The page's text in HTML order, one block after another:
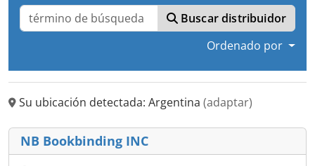
Buscar distribuidor
Ordenado por
Su ubicación detectada: Argentina (adaptar)
NB Bookbinding INC